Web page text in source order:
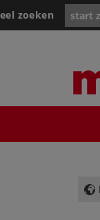
zoeken